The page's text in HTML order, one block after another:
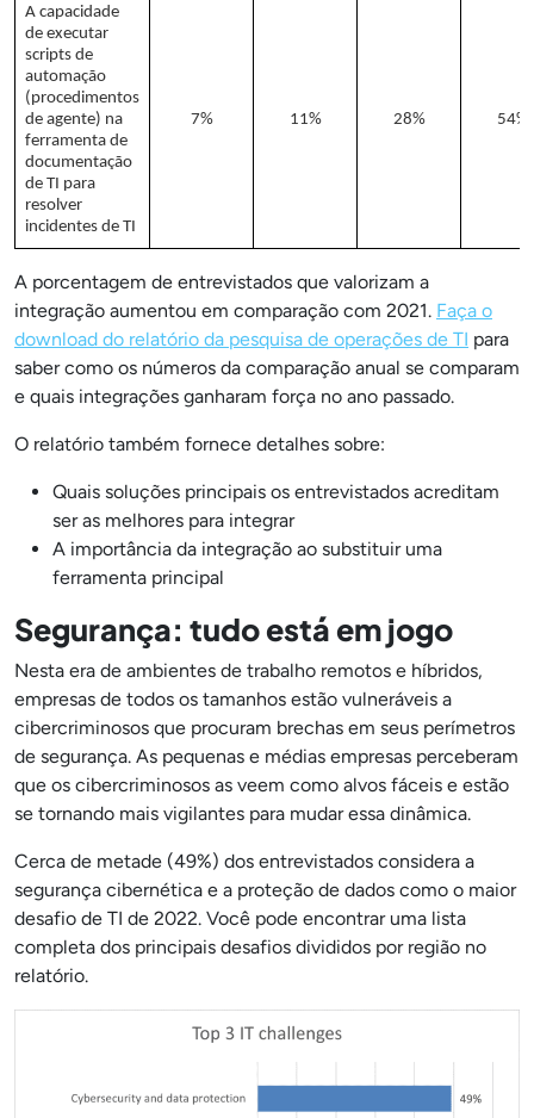
A capacidade
de executar
scripts de
automação
(procedimentos
de agente) na
ferramenta de
documentação
de TI para
resolver
incidentes de TI
7% 11% 28% 54%
A porcentagem de entrevistados que valorizam a
integração aumentou em comparação com 2021. Faça o
download do relatório da pesquisa de operações de TI para
saber como os números da comparação anual se comparam
e quais integrações ganharam força no ano passado.
O relatório também fornece detalhes sobre:
Quais soluções principais os entrevistados acreditam
ser as melhores para integrar
A importância da integração ao substituir uma
ferramenta principal
Segurança: tudo está em jogo
Nesta era de ambientes de trabalho remotos e híbridos,
empresas de todos os tamanhos estão vulneráveis a
cibercriminosos que procuram brechas em seus perímetros
de segurança. As pequenas e médias empresas perceberam
que os cibercriminosos as veem como alvos fáceis e estão
se tornando mais vigilantes para mudar essa dinâmica.
Cerca de metade (49%) dos entrevistados considera a
segurança cibernética e a proteção de dados como o maior
desafio de TI de 2022. Você pode encontrar uma lista
completa dos principais desafios divididos por região no
relatório.